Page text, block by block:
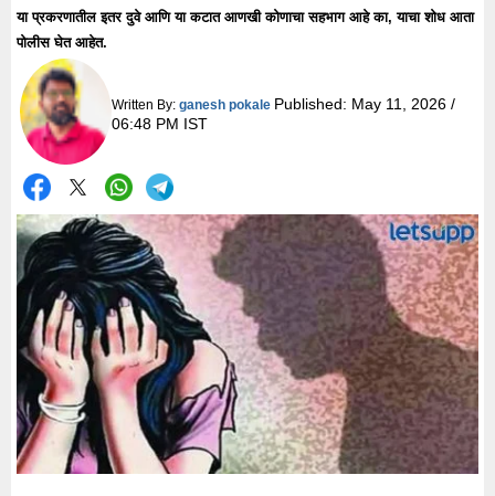
या प्रकरणातील इतर दुवे आणि या कटात आणखी कोणाचा सहभाग आहे का, याचा शोध आता
पोलीस घेत आहेत.
Written By: ganesh pokale Published: May 11, 2026 /
06:48 PM IST